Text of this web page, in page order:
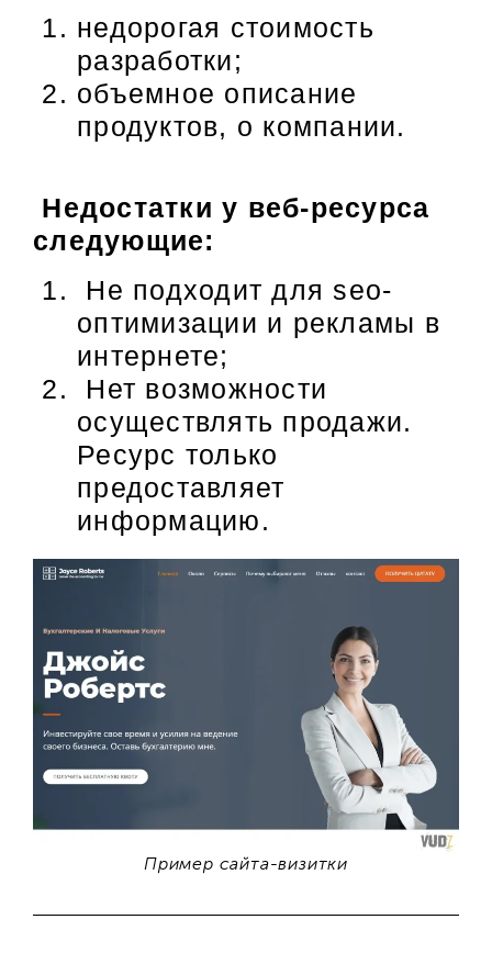
недорогая стоимость
разработки;
объемное описание
продуктов, о компании.
Недостатки у веб-ресурса
следующие:
Не подходит для seo-
оптимизации и рекламы в
интернете;
Нет возможности
осуществлять продажи.
Ресурс только
предоставляет
информацию.
Пример сайта-визитки